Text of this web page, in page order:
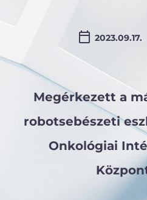
2023.09.17.
Megérkezett a
robotsebészeti
Onkológiai